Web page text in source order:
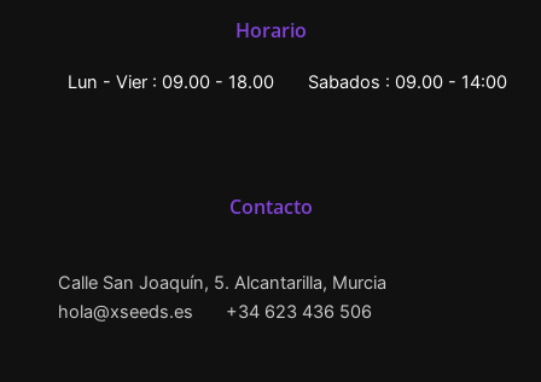
Horario
Lun - Vier : 09.00 - 18.00 Sabados : 09.00 - 14:00
Contacto
Calle San Joaquín, 5. Alcantarilla, Murcia
hola@xseeds.es
+34 623 436 506